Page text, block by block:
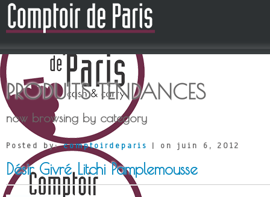
PRODUITS TENDANCES
now browsing by category
Posted by:comptoirdeparis | on juin 6, 2012
Désir Givré Litchi Pamplemousse